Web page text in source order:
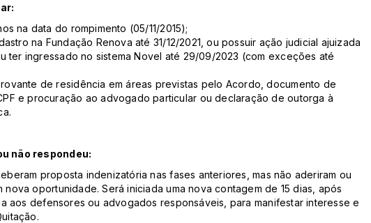
na data do rompimento (05/11/2015);
na Fundação Renova até 31/12/2021, ou possuir ação judicial ajuizada
ter ingressado no sistema Novel até 29/09/2023 (com exceções até
de residência em áreas previstas pelo Acordo, documento de
e procuração ao advogado particular ou declaração de outorga à
não respondeu:
proposta indenizatória nas fases anteriores, mas não aderiram ou
nova oportunidade. Será iniciada uma nova contagem de 15 dias, após
aos defensores ou advogados responsáveis, para manifestar interesse e